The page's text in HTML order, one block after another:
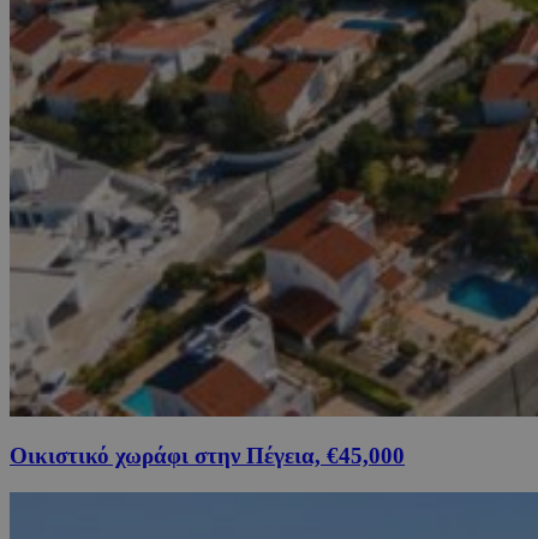
Οικιστικό χωράφι στην Πέγεια, €45,000